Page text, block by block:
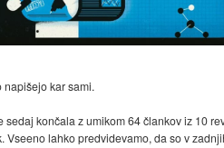
kar sami.
končala z umikom 64 člankov iz 10
Vseeno lahko predvidevamo, da so v